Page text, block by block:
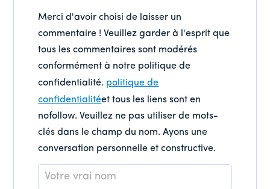
Merci d'avoir choisi de laisser un
commentaire ! Veuillez garder à l'esprit que
tous les commentaires sont modérés
conformément à notre politique de
confidentialité. politique de
confidentialitéet tous les liens sont en
nofollow. Veuillez ne pas utiliser de mots-
clés dans le champ du nom. Ayons une
conversation personnelle et constructive.
Nom